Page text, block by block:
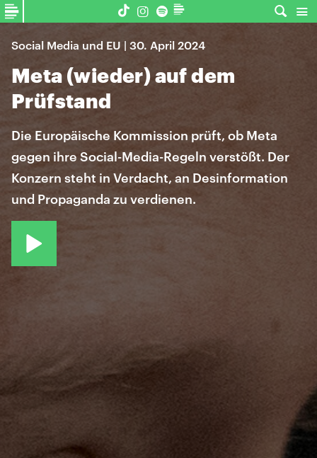
Social Media und EU | 30. April 2024
Meta (wieder) auf dem
Prüfstand
Die Europäische Kommission prüft, ob Meta
gegen ihre Social-Media-Regeln verstößt. Der
Konzern steht in Verdacht, an Desinformation
und Propaganda zu verdienen.